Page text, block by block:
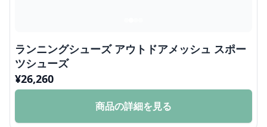
ランニングシューズ アウトドアメッシュ スポー
ツシューズ
¥26,260
商品の詳細を見る